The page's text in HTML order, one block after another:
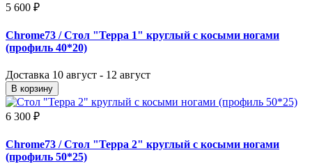
5 600 ₽
Chrome73 / Стол "Терра 1" круглый с косыми ногами
(профиль 40*20)
Доставка 10 август - 12 август
В корзину
6 300 ₽
Chrome73 / Стол "Терра 2" круглый с косыми ногами
(профиль 50*25)